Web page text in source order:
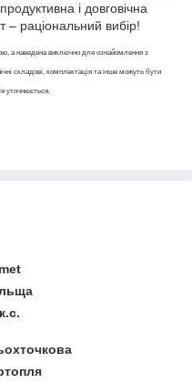
і довговічна
раціональний вибір!
а наведена виключно для ознайомлення з
складові, комплектація та інше можуть бути
уточнюється.